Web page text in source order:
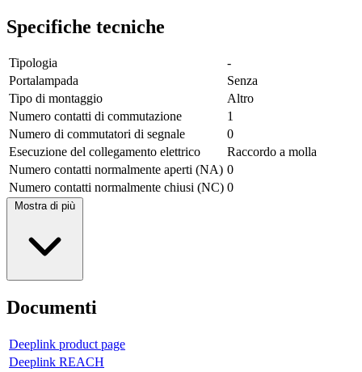
Specifiche tecniche
Tipologia
-
Portalampada
Senza
Tipo di montaggio
Altro
Numero contatti di commutazione
1
Numero di commutatori di segnale
0
Esecuzione del collegamento elettrico
Raccordo a molla
Numero contatti normalmente aperti (NA) 0
Numero contatti normalmente chiusi (NC) 0
Mostra di più
Documenti
Deeplink product page
Deeplink REACH